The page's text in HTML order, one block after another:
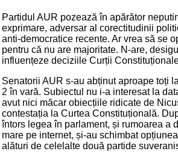
Partidul AUR pozează în apărător
exprimare, adversar al corectitudinii
anti-democratice recente. Ar vrea să se
pentru că nu are majoritate. N-are,
influențeze deciziile Curții
Senatorii AUR s-au abținut aproape toți
2 în vară. Subiectul nu i-a interesat la
avut nici măcar obiecțiile ridicate de
contestația la Curtea Constituțională.
întors legea în parlament, și rumoarea a
mare pe internet, și-au schimbat
alături de celelalte două partide